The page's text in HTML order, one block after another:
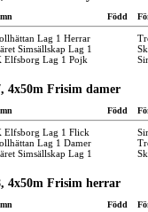
Född
Lag 1 Herrar
Simsällskap Lag 1
Elfsborg Lag 1 Pojk
4x50m Frisim damer
Född
Elfsborg Lag 1 Flick
Lag 1 Damer
Simsällskap Lag 1
4x50m Frisim herrar
Född